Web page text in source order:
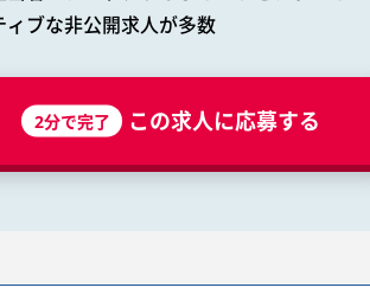
ブな非公開求人が多数
2分で完了 この求人に応募する